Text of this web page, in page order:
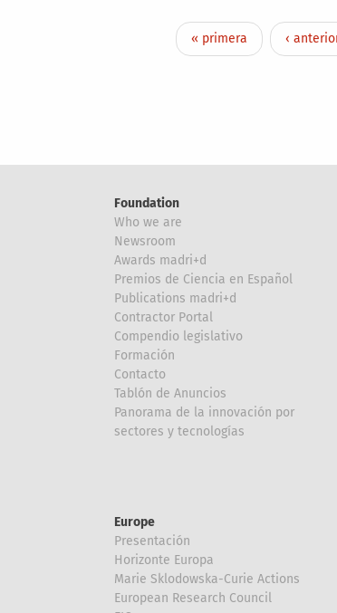
PaginationFirst page
« primera Previous
‹
Foundation
Who we are
Newsroom
Awards madri+d
Premios de Ciencia en Español
Publications madri+d
Contractor Portal
Compendio legislativo
Formación
Contacto
Tablón de Anuncios
Panorama de la innovación por
sectores y tecnologías
Europe
Presentación
Horizonte Europa
Marie Sklodowska-Curie Actions
European Research Council